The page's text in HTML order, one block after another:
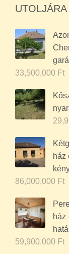
33,500,000 Ft
ház
86,000,000 Ft
ház
59,900,000 Ft